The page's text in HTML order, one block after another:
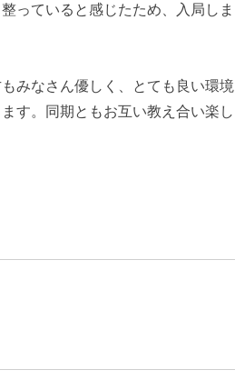
っていると感じたため、入局しま
みなさん優しく、とても良い環境
す。同期ともお互い教え合い楽し